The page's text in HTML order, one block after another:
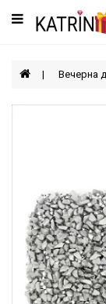
Категории
МЪЖЕ
ЖЕНИ
Вечерна